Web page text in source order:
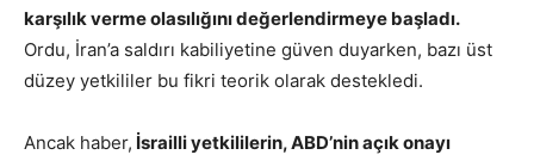
karşılık verme olasılığını değerlendirmeye başladı.
Ordu, İran’a saldırı kabiliyetine güven duyarken, bazı üst
düzey yetkililer bu fikri teorik olarak destekledi.
Ancak haber, İsrailli yetkililerin, ABD’nin açık onayı